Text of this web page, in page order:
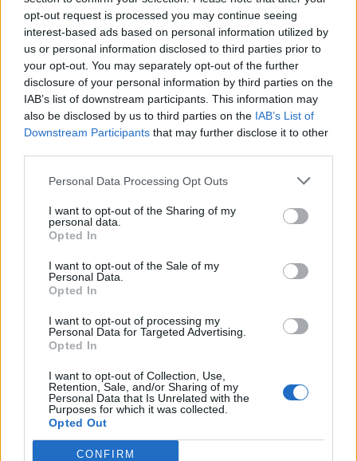
opt-out request is processed you may continue seeing
interest-based ads based on personal information utilized by
us or personal information disclosed to third parties prior to
your opt-out. You may separately opt-out of the further
disclosure of your personal information by third parties on the
IAB’s list of downstream participants. This information may
also be disclosed by us to third parties on the IAB’s List of
Downstream Participants that may further disclose it to other
Personal Data Processing Opt Outs
I want to opt-out of the Sharing of my
personal data.
Opted In
I want to opt-out of the Sale of my
Personal Data.
Opted In
I want to opt-out of processing my
Personal Data for Targeted Advertising.
Opted In
I want to opt-out of Collection, Use,
Retention, Sale, and/or Sharing of my
Personal Data that Is Unrelated with the
Purposes for which it was collected.
Opted Out
CONFIRM
Спадането на Дунав принуди Румъния
електроцентрала
06.08.2026 / 15:30